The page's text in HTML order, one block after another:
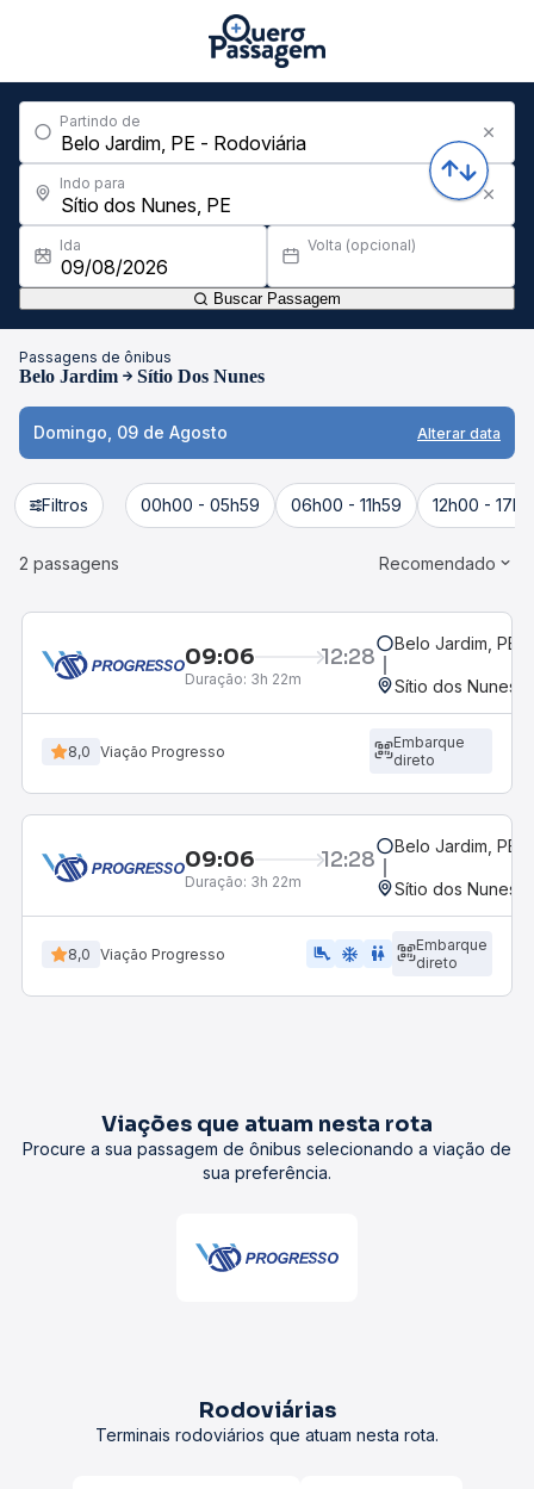
Partindo de
Indo para
Ida Volta (opcional)
Buscar Passagem
Passagens de ônibus
Belo Jardim Sítio Dos Nunes
Domingo, 09 de Agosto Alterar data
Filtros 00h00 - 05h59 06h00 - 11h59 12h00 -
2 passagens Recomendado
09:06 12:28
Duração: 3h 22m
Belo Jardim, PE
Sítio dos Nunes,
8,0 Viação Progresso
Embarque
direto
09:06 12:28
Duração: 3h 22m
Belo Jardim, PE
Sítio dos Nunes,
8,0 Viação Progresso airline_seat_legroom_extra ac_unit wc
Embarque
direto
Viações que atuam nesta rota
Procure a sua passagem de ônibus selecionando a viação de
sua preferência.
Rodoviárias
Terminais rodoviários que atuam nesta rota.